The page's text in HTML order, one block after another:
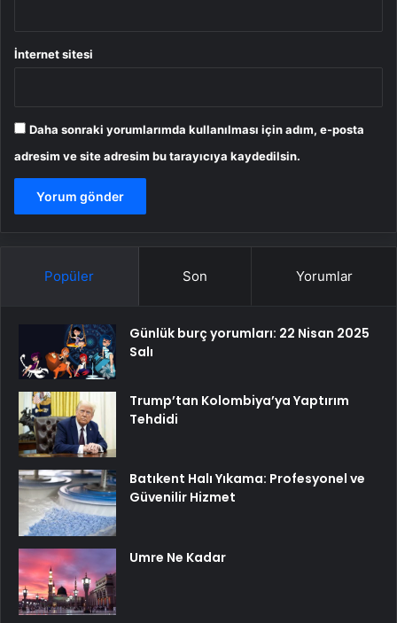
İnternet sitesi
Daha sonraki yorumlarımda kullanılması için adım, e-posta
adresim ve site adresim bu tarayıcıya kaydedilsin.
Popüler Son Yorumlar
Günlük burç yorumları: 22 Nisan 2025
Salı
Trump’tan Kolombiya’ya Yaptırım
Tehdidi
Batıkent Halı Yıkama: Profesyonel ve
Güvenilir Hizmet
Umre Ne Kadar